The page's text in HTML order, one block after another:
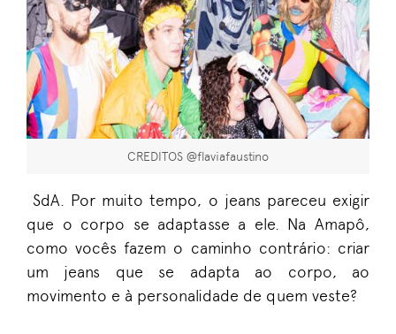
CREDITOS @flaviafaustino
SdA. Por muito tempo, o jeans pareceu exigir
que o corpo se adaptasse a ele. Na Amapô,
como vocês fazem o caminho contrário: criar
um jeans que se adapta ao corpo, ao
movimento e à personalidade de quem veste?